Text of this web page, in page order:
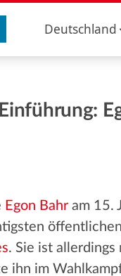
Deutschland
Einführung:
Egon Bahram 15.
. Sie ist
ihn im